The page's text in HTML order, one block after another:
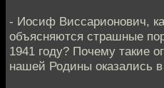
- Иосиф Виссарионович,
объясняются страшные
1941 году? Почему такие
нашей Родины оказались в